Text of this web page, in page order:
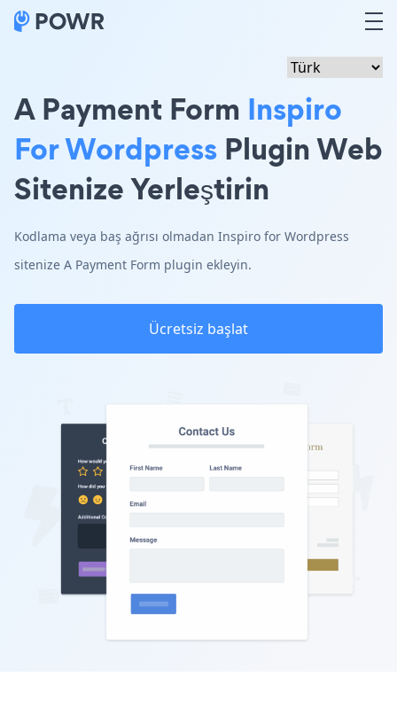
A Payment Form Inspiro
For Wordpress Plugin Web
Sitenize Yerleştirin
Kodlama veya baş ağrısı olmadan Inspiro for Wordpress
sitenize A Payment Form plugin ekleyin.
Ücretsiz başlat